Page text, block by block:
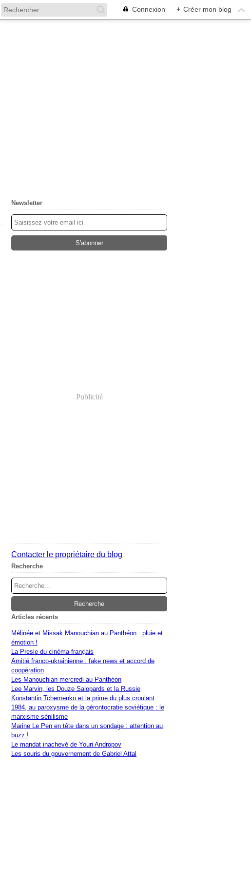
Connexion + Créer mon blog
Newsletter
Publicité
Contacter le propriétaire du blog
Recherche
Articles récents
Mélinée et Missak Manouchian au Panthéon : pluie et
émotion !
La Presle du cinéma français
Amitié franco-ukrainienne : fake news et accord de
coopération
Les Manouchian mercredi au Panthéon
Lee Marvin, les Douze Salopards et la Russie
Konstantin Tchernenko et la prime du plus croulant
1984, au paroxysme de la gérontocratie soviétique : le
marxisme-sénilisme
Marine Le Pen en tête dans un sondage : attention au
buzz !
Le mandat inachevé de Youri Andropov
Les souris du gouvernement de Gabriel Attal